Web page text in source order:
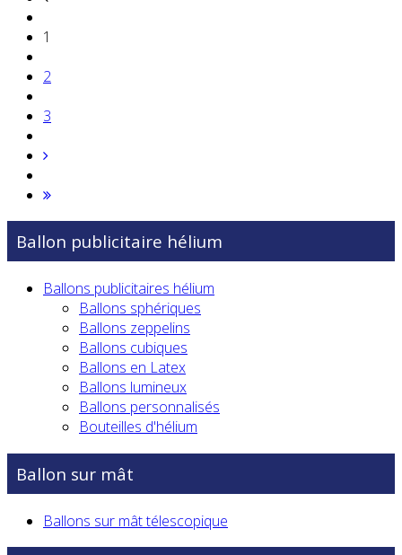
1
2
3
Ballon publicitaire hélium
Ballons publicitaires hélium
Ballons sphériques
Ballons zeppelins
Ballons cubiques
Ballons en Latex
Ballons lumineux
Ballons personnalisés
Bouteilles d'hélium
Ballon sur mât
Ballons sur mât télescopique